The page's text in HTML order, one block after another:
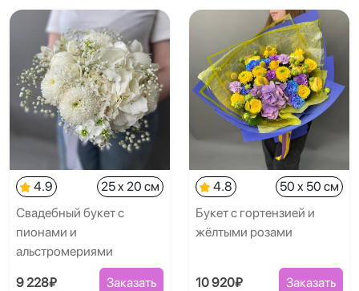
4.9
25 x 20 см
Свадебный букет с
пионами и
альстромериями
9 228₽ Заказать
4.8
50 x 50 см
Букет с гортензией и
жёлтыми розами
10 920₽ Заказать